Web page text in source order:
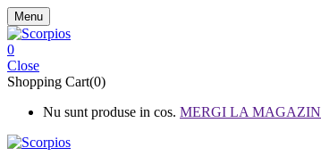
Menu
0
Close
Shopping Cart(0)
Nu sunt produse in cos. MERGI LA MAGAZIN